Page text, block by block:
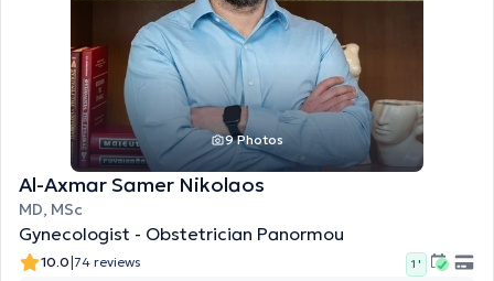
9 Photos
Al-Axmar Samer Nikolaos
MD, MSc
Gynecologist - Obstetrician Panormou
10.0|74 reviews 1 '